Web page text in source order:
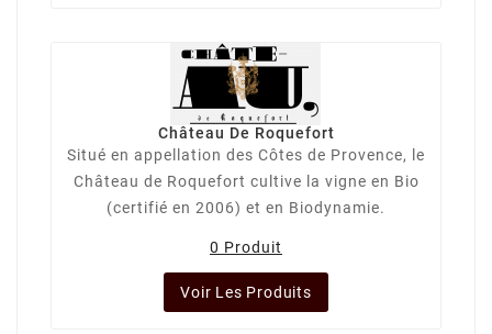
Château De Roquefort
Situé en appellation des Côtes de Provence, le
Château de Roquefort cultive la vigne en Bio
(certifié en 2006) et en Biodynamie.
0 Produit
Voir Les Produits